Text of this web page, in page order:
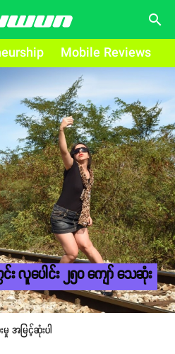
search
Mobile Reviews
လူပေါင်း ၂၅၀ ကျော် သေဆုံး
အမြင့်ဆုံးပါ